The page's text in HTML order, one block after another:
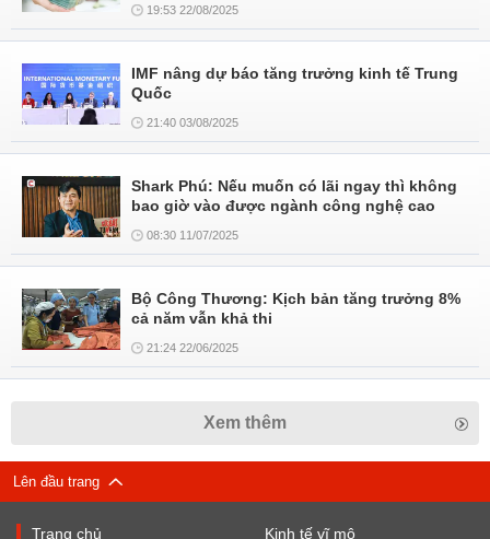
19:53 22/08/2025
IMF nâng dự báo tăng trưởng kinh tế Trung
Quốc
21:40 03/08/2025
Shark Phú: Nếu muốn có lãi ngay thì không
bao giờ vào được ngành công nghệ cao
08:30 11/07/2025
Bộ Công Thương: Kịch bản tăng trưởng 8%
cả năm vẫn khả thi
21:24 22/06/2025
Xem thêm
Lên đầu trang
Trang chủ Kinh tế vĩ mô